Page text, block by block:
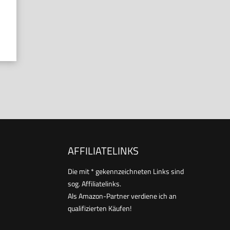
AFFILIATELINKS
Die mit * gekennzeichneten Links sind
sog. Affiliatelinks.
Als Amazon-Partner verdiene ich an
qualifizierten Käufen!